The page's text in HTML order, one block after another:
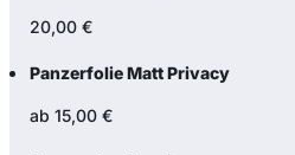
20,00 €
Panzerfolie Matt Privacy
ab 15,00 €